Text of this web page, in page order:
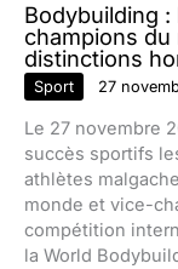
Bodybuilding
champions
distinctions
Sport 27
Le 27 novembre
succès sportifs
athlètes
monde et vice-
compétition
la World